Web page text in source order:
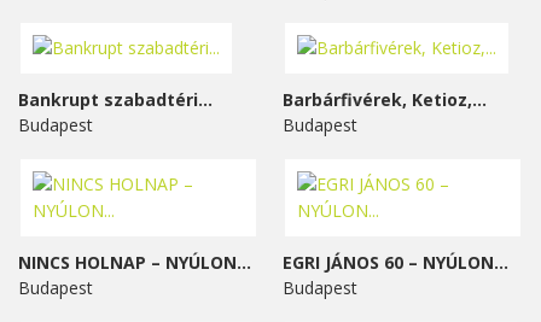
Bankrupt szabadtéri...
Budapest
Barbárfivérek, Ketioz,...
Budapest
NINCS HOLNAP – NYÚLON...
Budapest
EGRI JÁNOS 60 – NYÚLON...
Budapest